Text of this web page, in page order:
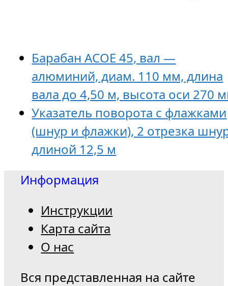
Барабан ACOE 45, вал —
алюминий, диам. 110 мм, длина
вала до 4,50 м, высота оси 270
Указатель поворота с флажками
(шнур и флажки), 2 отрезка
длиной 12,5 м
Информация
Инструкции
Карта сайта
О нас
Вся представленная на сайте